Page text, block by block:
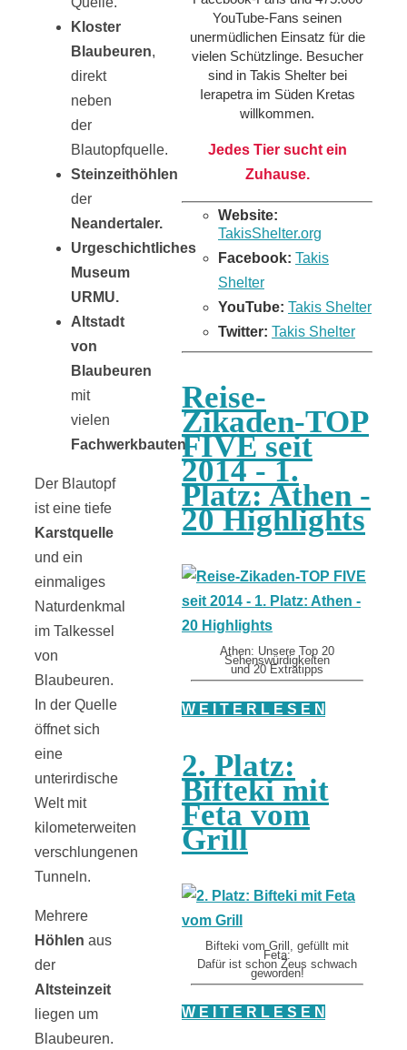
Kloster
Blaubeuren,
direkt
neben
der
Blautopfquelle.
Steinzeithöhlen
der
Neandertaler.
Urgeschichtliches
Museum
URMU.
Altstadt
von
Blaubeuren
mit
vielen
Fachwerkbauten.
Der Blautopf
ist eine tiefe
Karstquelle
und ein
einmaliges
Naturdenkmal
im Talkessel
von
Blaubeuren.
In der Quelle
öffnet sich
eine
unterirdische
Welt mit
kilometerweiten
verschlungenen
Tunneln.
Mehrere
Höhlen aus
der
Altsteinzeit
liegen um
Blaubeuren.
YouTube-Fans seinen
unermüdlichen Einsatz für die
vielen Schützlinge. Besucher
sind in Takis Shelter bei
Ierapetra im Süden Kretas
willkommen.
Jedes Tier sucht ein
Zuhause.
Website:
TakisShelter.org
Facebook: Takis
Shelter
YouTube: Takis Shelter
Twitter: Takis Shelter
Reise-
Zikaden-TOP
FIVE seit
2014 - 1.
Platz: Athen -
20 Highlights
Athen: Unsere Top 20
Sehenswürdigkeiten
und 20 Extratipps
W E I T E R L E S E N
2. Platz:
Bifteki mit
Feta vom
Grill
Bifteki vom Grill, gefüllt mit
Feta:
Dafür ist schon Zeus schwach
geworden!
W E I T E R L E S E N